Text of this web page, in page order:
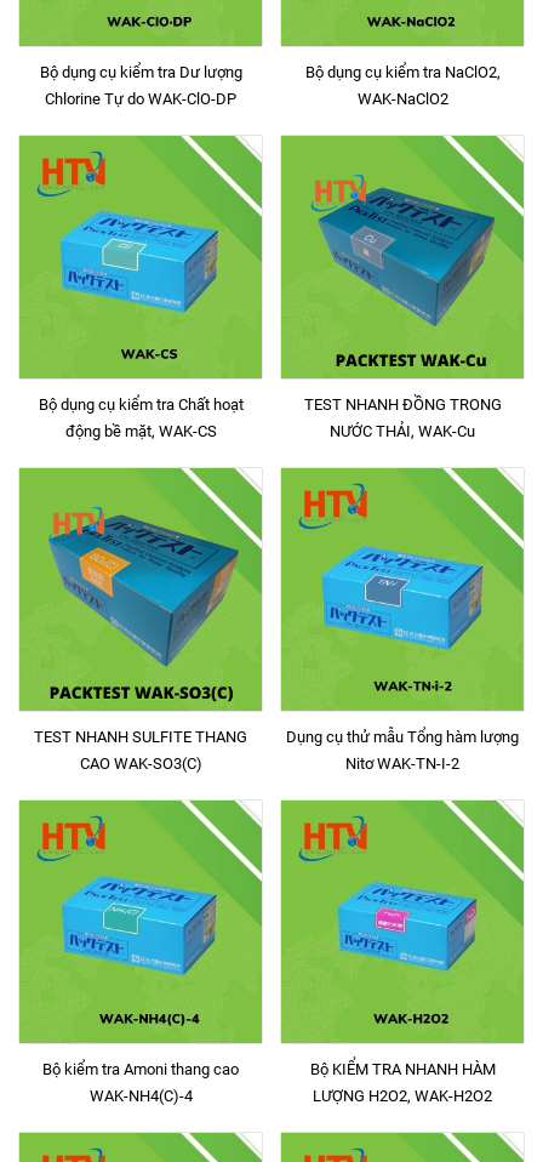
Bộ dụng cụ kiểm tra Dư lượng
Chlorine Tự do WAK-ClO-DP
Bộ dụng cụ kiểm tra NaClO2,
WAK-NaClO2
Bộ dụng cụ kiểm tra Chất hoạt
động bề mặt, WAK-CS
TEST NHANH ĐỒNG TRONG
NƯỚC THẢI, WAK-Cu
TEST NHANH SULFITE THANG
CAO WAK-SO3(C)
Dụng cụ thử mẫu Tổng hàm lượng
Nitơ WAK-TN-I-2
Bộ kiểm tra Amoni thang cao
WAK-NH4(C)-4
Bộ KIỂM TRA NHANH HÀM
LƯỢNG H2O2, WAK-H2O2